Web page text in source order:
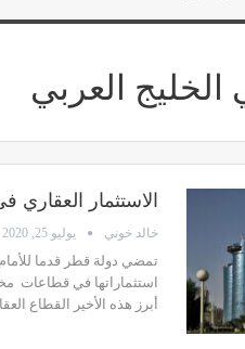
الخليج العربي
الاستثمار العقاري
خالد خوني يوليو 25, 2020
تمضي دولة قطر قدما
استثماراتها في قطاعات
أبرز هذه الأخير القطاع